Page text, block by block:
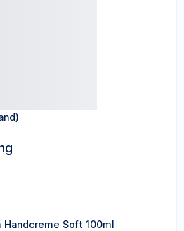
Handcreme Soft 100ml